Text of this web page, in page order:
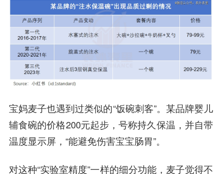
宝妈麦子也遇到过类似的“饭碗刺客”。某品牌婴儿
辅食碗的价格200元起步，号称持久保温，并自带
温度显示屏，“能避免伤害宝宝肠胃”。
对这种“实验室精度”一样的细分功能，麦子觉得不